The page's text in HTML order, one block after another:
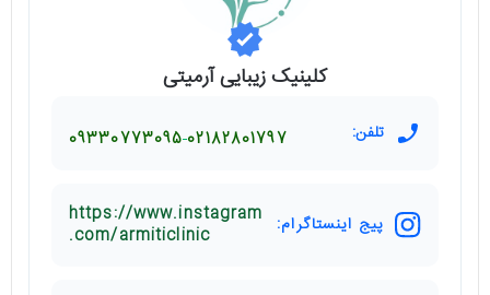
کلینیک زیبایی آرمیتی
تلفن: 02182801797
09330773095
پیج اینستاگرام:
https://www.instagram
.com/armiticlinic